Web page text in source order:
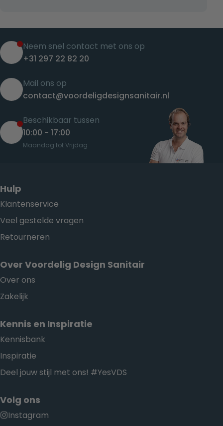
Neem snel contact met ons op
+31 297 22 82 20
Mail ons op
contact@voordeligdesignsanitair.nl
Beschikbaar tussen
10:00 - 17:00
Maandag tot Vrijdag
Hulp
Klantenservice
Veel gestelde vragen
Retourneren
Over Voordelig Design Sanitair
Over ons
Zakelijk
Kennis en Inspiratie
Kennisbank
Inspiratie
Deel jouw stijl met ons! #YesVDS
Volg ons
Instagram